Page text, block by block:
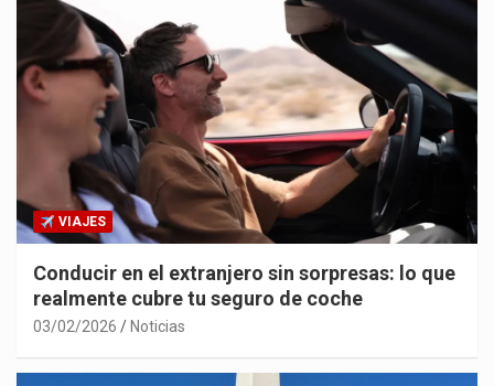
VIAJES
Conducir en el extranjero sin sorpresas: lo que
realmente cubre tu seguro de coche
03/02/2026 Noticias